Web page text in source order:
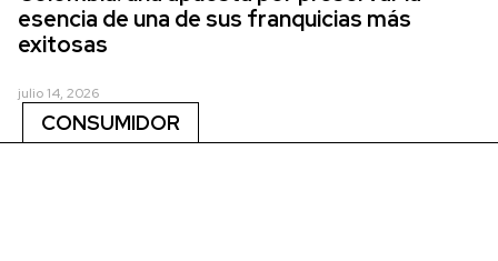
esencia de una de sus franquicias más
exitosas
julio 14, 2026
CONSUMIDOR